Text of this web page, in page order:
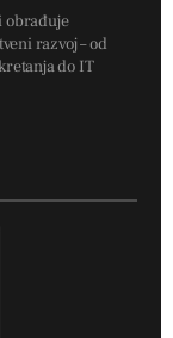
obrađuje
razvoj – od
do IT